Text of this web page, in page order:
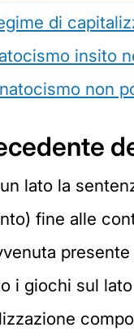
di
insito
non
lato la
fine alle
i giochi sul